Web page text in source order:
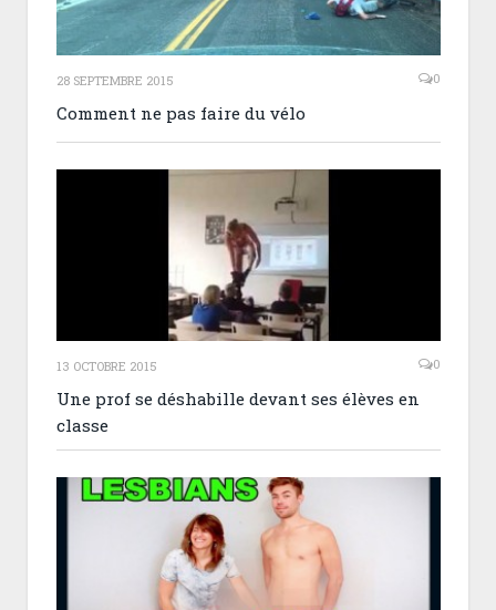
28 SEPTEMBRE 2015 0
Comment ne pas faire du vélo
13 OCTOBRE 2015 0
Une prof se déshabille devant ses élèves en
classe